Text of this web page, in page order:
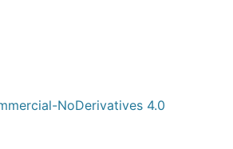
NoDerivatives 4.0